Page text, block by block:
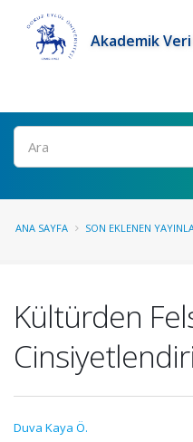
Akademik
Ara
ANA SAYFA SON EKLENEN
Kültürden
Duva Kaya Ö.